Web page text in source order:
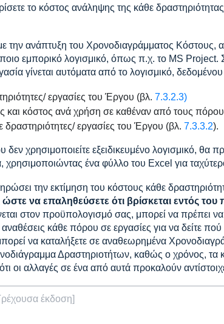
το κόστος ανάληψης της κάθε
την ανάπτυξη του Χρονοδιαγράμματος Κόστους,
εμπορικό λογισμικό, όπως π.χ. το MS
γίνεται αυτόματα από το λογισμικό, δεδομένου
εργασίες του Έργου (βλ. 7.3.2.3)
και κόστος ανά χρήση σε καθέναν από τους
δραστηριότητες/ εργασίες του Έργου (βλ. 7.3.3.2).
χρησιμοποιείτε εξειδικευμένο λογισμικό, θα
χρησιμοποιώντας ένα φύλλο του Excel για
την εκτίμηση του κόστους κάθε
να επαληθεύσετε ότι βρίσκεται εντός
στον προϋπολογισμό σας, μπορεί να πρέπει
αναθέσεις κάθε πόρου σε εργασίες για να δείτε
να καταλήξετε σε αναθεωρημένα
Δραστηριοτήτων, καθώς ο χρόνος, τα
οι αλλαγές σε ένα από αυτά προκαλούν
έκδοση]